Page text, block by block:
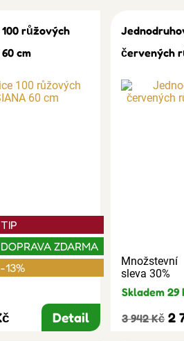
růžových
cm
TIP
DOPRAVA ZDARMA
-13%
Detail
červených
Množstevní
sleva 30%
Skladem 29
3 942 Kč 2